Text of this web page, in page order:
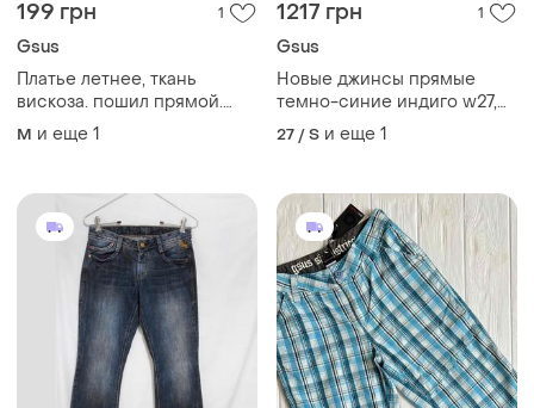
199 грн 1
Gsus
Платье летнее, ткань
вискоза. пошил прямой.
размер l,m
M и еще 1
1217 грн 1
Gsus
Новые джинсы прямые
темно-синие индиго w27,
w32 l32 'gsus sindustries'
27 / S и еще 1